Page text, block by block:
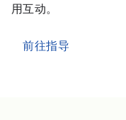
用互动。
前往指导